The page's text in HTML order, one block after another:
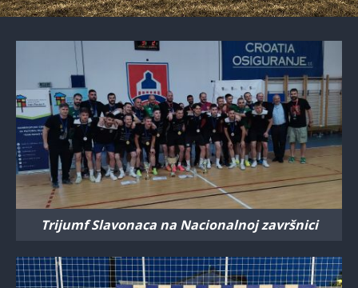
Trijumf Slavonaca na Nacionalnoj završnici